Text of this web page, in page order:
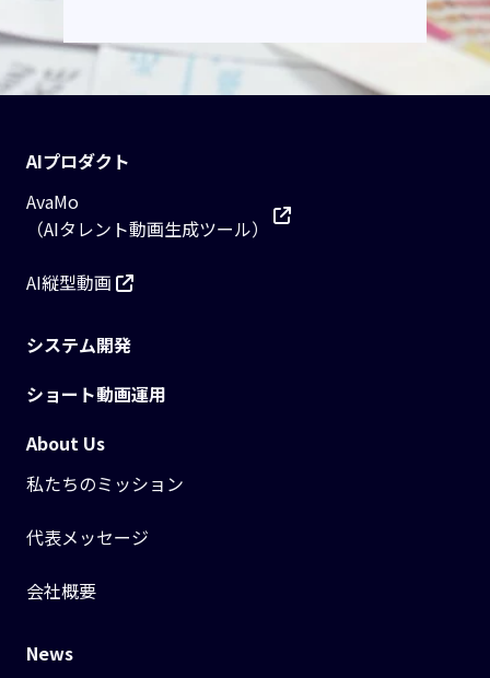
AIプロダクト
AvaMo
（AIタレント動画生成ツール）
AI縦型動画
システム開発
ショート動画運用
About Us
私たちのミッション
代表メッセージ
会社概要
News